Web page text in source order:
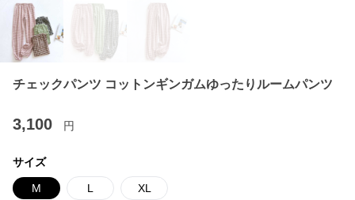
チェックパンツ コットンギンガムゆったりルームパンツ
3,100 円
サイズ
M L XL